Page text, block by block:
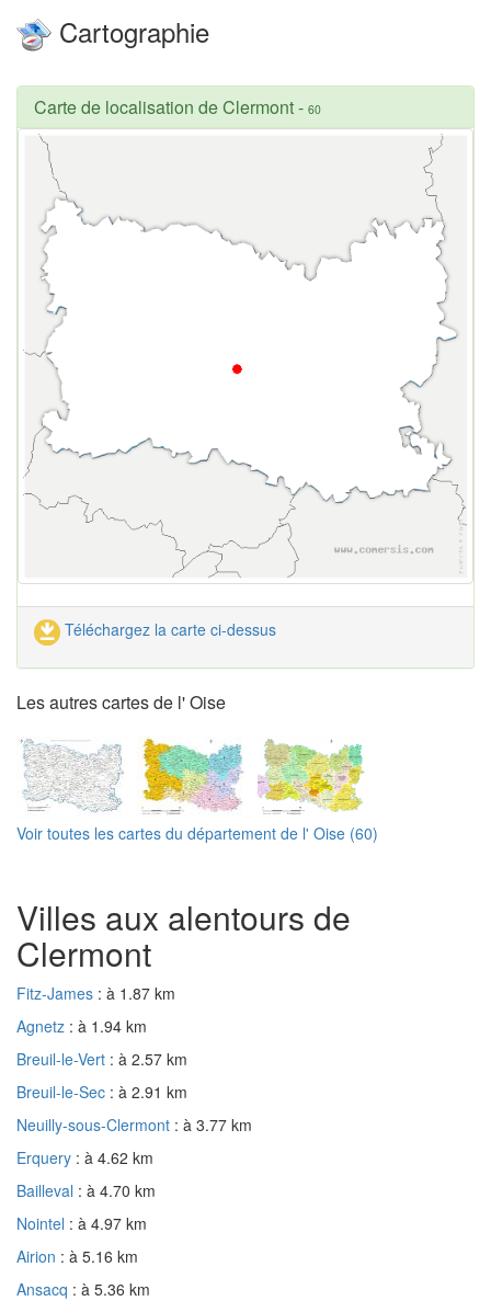
Cartographie
Carte de localisation de Clermont- 60
Téléchargez la carte ci-dessus
Les autres cartes de l' Oise
Voir toutes les cartes du département de l' Oise (60)
Villes aux alentours de
Clermont
Fitz-James : à 1.87 km
Agnetz : à 1.94 km
Breuil-le-Vert : à 2.57 km
Breuil-le-Sec : à 2.91 km
Neuilly-sous-Clermont : à 3.77 km
Erquery : à 4.62 km
Bailleval : à 4.70 km
Nointel : à 4.97 km
Airion : à 5.16 km
Ansacq : à 5.36 km